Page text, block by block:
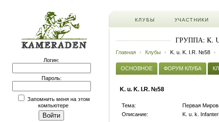
Логин:
Пароль:
Запомнить меня на этом
компьютере
КЛУБЫ УЧАСТНИКИ
ГРУППА: K.
Главная Клубы K. u. K. I.R. №58
ОСНОВНОЕ ФОРУМ КЛУБА
K. u. K. I.R. №58
Тема:
Первая
Описание:
K. u. k.